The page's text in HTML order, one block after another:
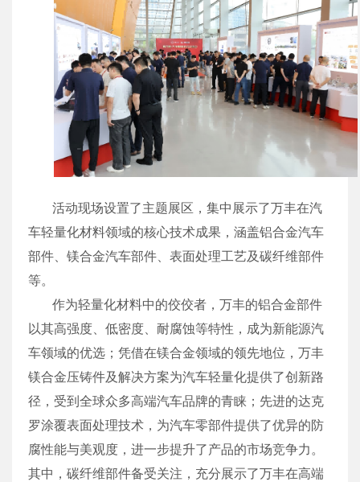
活动现场设置了主题展区，集中展示了万丰在汽
车轻量化材料领域的核心技术成果，涵盖铝合金汽车
部件、镁合金汽车部件、表面处理工艺及碳纤维部件
等。
作为轻量化材料中的佼佼者，万丰的铝合金部件
以其高强度、低密度、耐腐蚀等特性，成为新能源汽
车领域的优选；凭借在镁合金领域的领先地位，万丰
镁合金压铸件及解决方案为汽车轻量化提供了创新路
径，受到全球众多高端汽车品牌的青睐；先进的达克
罗涂覆表面处理技术，为汽车零部件提供了优异的防
腐性能与美观度，进一步提升了产品的市场竞争力。
其中，碳纤维部件备受关注，充分展示了万丰在高端